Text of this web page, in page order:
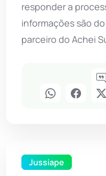
responder a
informações são do
parceiro do Achei
Jussiape